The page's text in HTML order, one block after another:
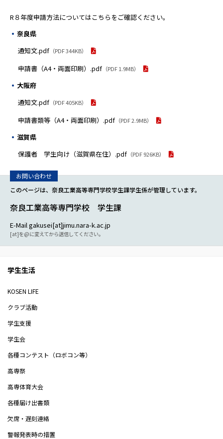
R８年度申請方法についてはこちらをご確認ください。
奈良県
通知文.pdf （PDF 344KB）
申請書（A4・両面印刷）.pdf （PDF 1.9MB）
大阪府
通知文.pdf （PDF 405KB）
申請書類等（A4・両面印刷）.pdf （PDF 2.9MB）
滋賀県
保護者 学生向け（滋賀県在住）.pdf （PDF 926KB）
このページは、奈良工業高等専門学校学生課学生係が管理しています。
奈良工業高等専門学校 学生課
E-Mail gakusei[at]jimu.nara-k.ac.jp
[at]を@に変えてから送信してください。
学生生活
KOSEN LIFE
クラブ活動
学生支援
学生会
各種コンテスト（ロボコン等）
高専祭
高専体育大会
各種届け出書類
欠席・遅刻連絡
警報発表時の措置